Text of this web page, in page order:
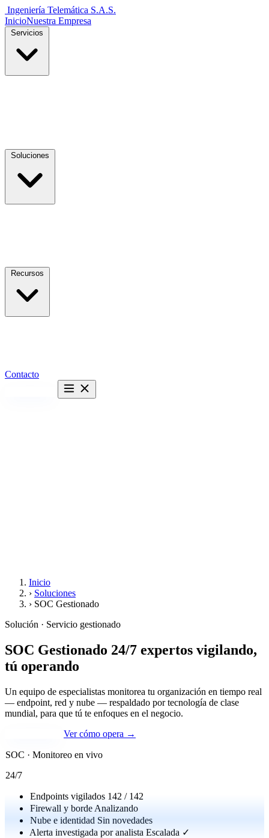
Ingeniería Telemática S.A.S.
InicioNuestra Empresa
Contacto
Inicio
› Soluciones
› SOC Gestionado
Solución · Servicio gestionado
SOC Gestionado 24/7 expertos vigilando,
tú operando
Un equipo de especialistas monitorea tu organización en tiempo real
— endpoint, red y nube — respaldado por tecnología de clase
mundial, para que tú te enfoques en el negocio.
Ver cómo opera →
SOC · Monitoreo en vivo
24/7
Endpoints vigilados 142 / 142
Firewall y borde Analizando
Nube e identidad Sin novedades
Alerta investigada por analista Escalada ✓